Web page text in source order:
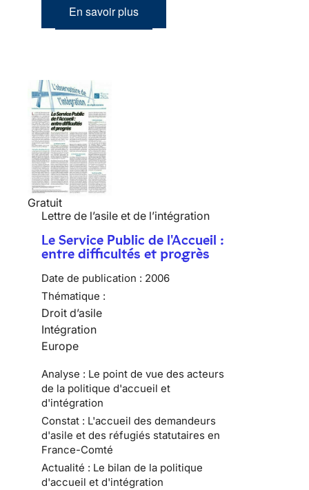
En savoir plus
Gratuit
Lettre de l’asile et de l’intégration
Le Service Public de l'Accueil :
entre difficultés et progrès
Date de publication : 2006
Thématique :
Droit d’asile
Intégration
Europe
Analyse : Le point de vue des acteurs
de la politique d'accueil et
d'intégration
Constat : L'accueil des demandeurs
d'asile et des réfugiés statutaires en
France-Comté
Actualité : Le bilan de la politique
d'accueil et d'intégration